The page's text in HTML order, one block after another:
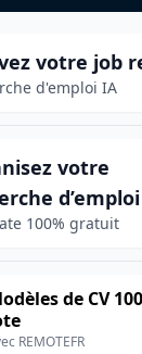
votre job
d'emploi IA
votre
d’emploi
100% gratuit
de CV
REMOTEFR